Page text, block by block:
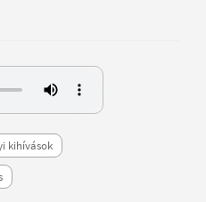
kihívások